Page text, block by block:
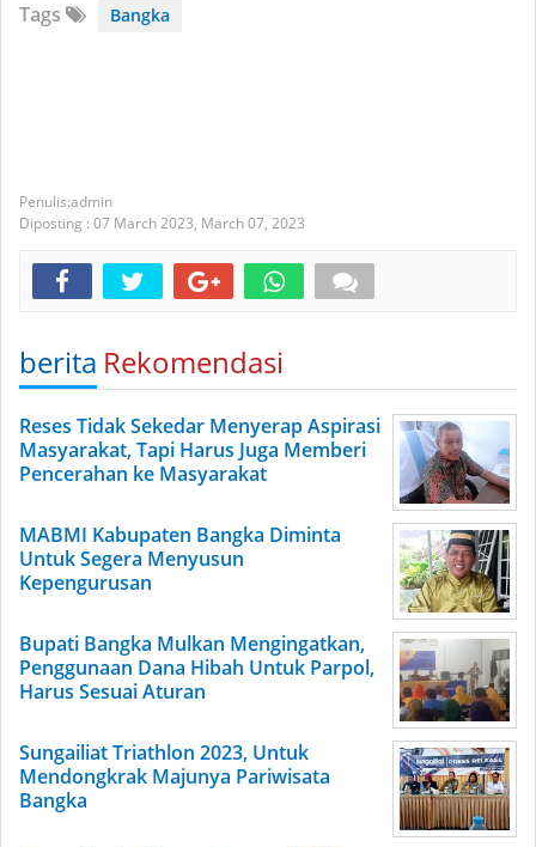
Tags Bangka
admin
Diposting : 07 March 2023, March 07, 2023
berita Rekomendasi
Reses Tidak Sekedar Menyerap Aspirasi
Masyarakat, Tapi Harus Juga Memberi
Pencerahan ke Masyarakat
MABMI Kabupaten Bangka Diminta
Untuk Segera Menyusun
Kepengurusan
Bupati Bangka Mulkan Mengingatkan,
Penggunaan Dana Hibah Untuk Parpol,
Harus Sesuai Aturan
Sungailiat Triathlon 2023, Untuk
Mendongkrak Majunya Pariwisata
Bangka